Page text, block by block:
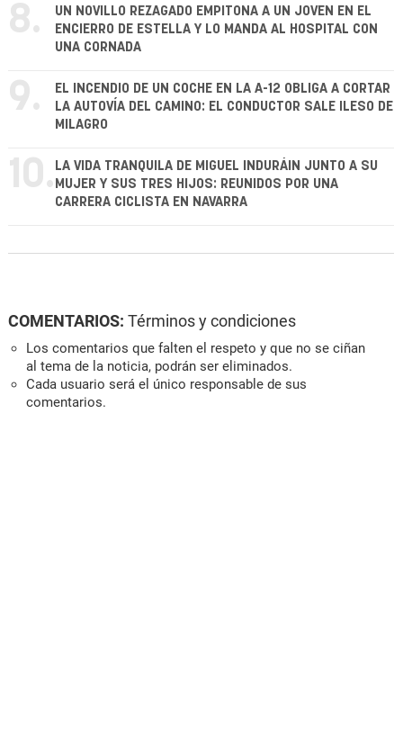
8.
UN NOVILLO REZAGADO EMPITONA A UN JOVEN EN EL
ENCIERRO DE ESTELLA Y LO MANDA AL HOSPITAL CON
UNA CORNADA
9.
EL INCENDIO DE UN COCHE EN LA A-12 OBLIGA A CORTAR
LA AUTOVÍA DEL CAMINO: EL CONDUCTOR SALE ILESO DE
MILAGRO
10. LA VIDA TRANQUILA DE MIGUEL INDURÁIN JUNTO A SU
MUJER Y SUS TRES HIJOS: REUNIDOS POR UNA
CARRERA CICLISTA EN NAVARRA
COMENTARIOS: Términos y condiciones
Los comentarios que falten el respeto y que no se ciñan
al tema de la noticia, podrán ser eliminados.
Cada usuario será el único responsable de sus
comentarios.